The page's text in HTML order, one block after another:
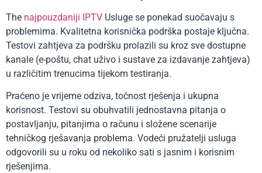
The najpouzdaniji IPTV Usluge se ponekad suočavaju s
problemima. Kvalitetna korisnička podrška postaje ključna.
Testovi zahtjeva za podršku prolazili su kroz sve dostupne
kanale (e-poštu, chat uživo i sustave za izdavanje zahtjeva)
u različitim trenucima tijekom testiranja.
Praćeno je vrijeme odziva, točnost rješenja i ukupna
korisnost. Testovi su obuhvatili jednostavna pitanja o
postavljanju, pitanjima o računu i složene scenarije
tehničkog rješavanja problema. Vodeći pružatelji usluga
odgovorili su u roku od nekoliko sati s jasnim i korisnim
rješenjima.